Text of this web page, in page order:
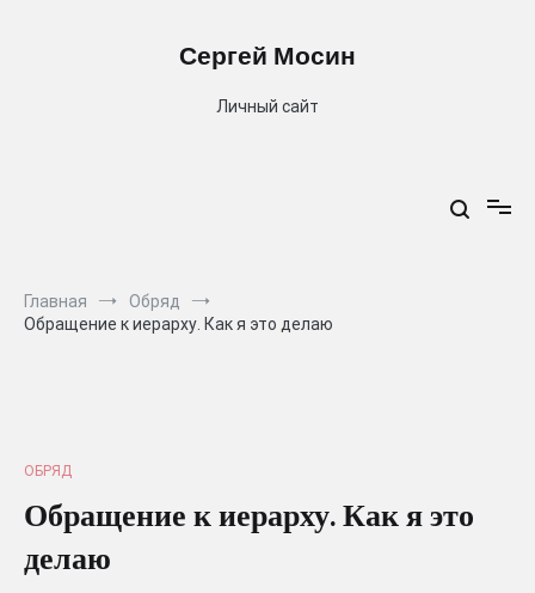
Сергей Мосин
Личный сайт
Главная
Обряд
Обращение к иерарху. Как я это делаю
ОБРЯД
Обращение к иерарху. Как я это
делаю